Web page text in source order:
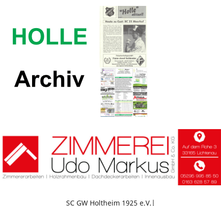
SC GW Holtheim 1925 e.V.